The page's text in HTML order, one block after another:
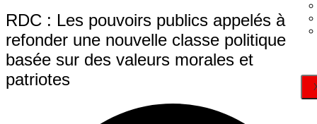
RDC : Les pouvoirs publics appelés à
refonder une nouvelle classe politique
basée sur des valeurs morales et
patriotes